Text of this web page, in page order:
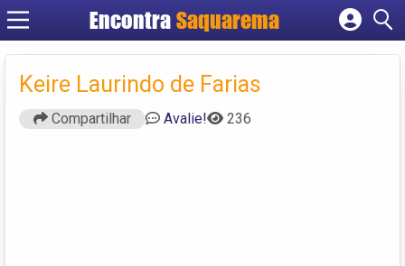
Encontra Saquarema
Cadastrar empresa
Criar conta
Keire Laurindo de Farias
Compartilhar Avalie! 236